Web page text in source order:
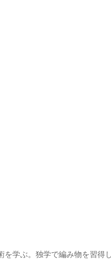
学ぶ。独学で編み物を習得